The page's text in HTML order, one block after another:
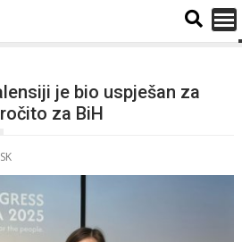
je bio uspješan za
za BiH